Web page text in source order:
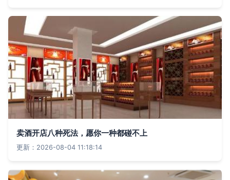
卖酒开店八种死法，愿你一种都碰不上
更新：2026-08-04 11:18:14